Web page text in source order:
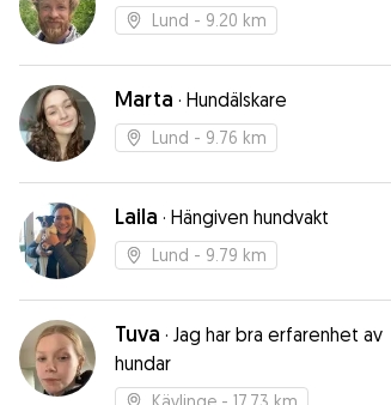
Lund - 9.20 km
Marta · Hundälskare
Lund - 9.76 km
Laila · Hängiven hundvakt
Lund - 9.79 km
Tuva · Jag har bra erfarenhet av
hundar
Kävlinge - 17.73 km